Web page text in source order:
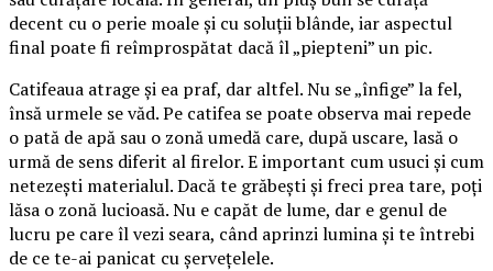
decent cu o perie moale și cu soluții blânde, iar aspectul
final poate fi reîmprospătat dacă îl „piepteni” un pic.
Catifeaua atrage și ea praf, dar altfel. Nu se „înfige” la fel,
însă urmele se văd. Pe catifea se poate observa mai repede
o pată de apă sau o zonă umedă care, după uscare, lasă o
urmă de sens diferit al firelor. E important cum usuci și cum
netezești materialul. Dacă te grăbești și freci prea tare, poți
lăsa o zonă lucioasă. Nu e capăt de lume, dar e genul de
lucru pe care îl vezi seara, când aprinzi lumina și te întrebi
de ce te-ai panicat cu șervețelele.